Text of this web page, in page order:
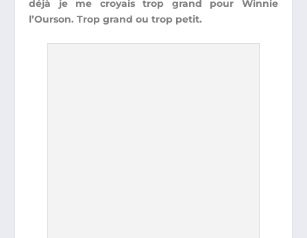
déjà je me croyais trop grand pour Winnie
l’Ourson. Trop grand ou trop petit.